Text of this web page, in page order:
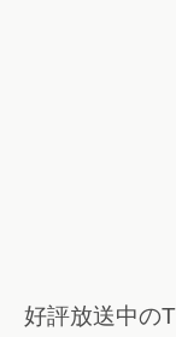
好評放送中の